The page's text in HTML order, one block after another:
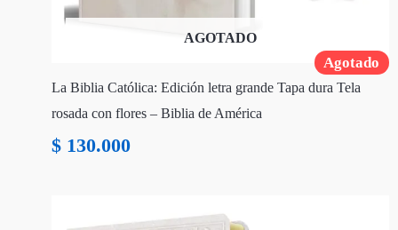
Agotado
AGOTADO
La Biblia Católica: Edición letra grande Tapa dura Tela
rosada con flores – Biblia de América
$ 130.000